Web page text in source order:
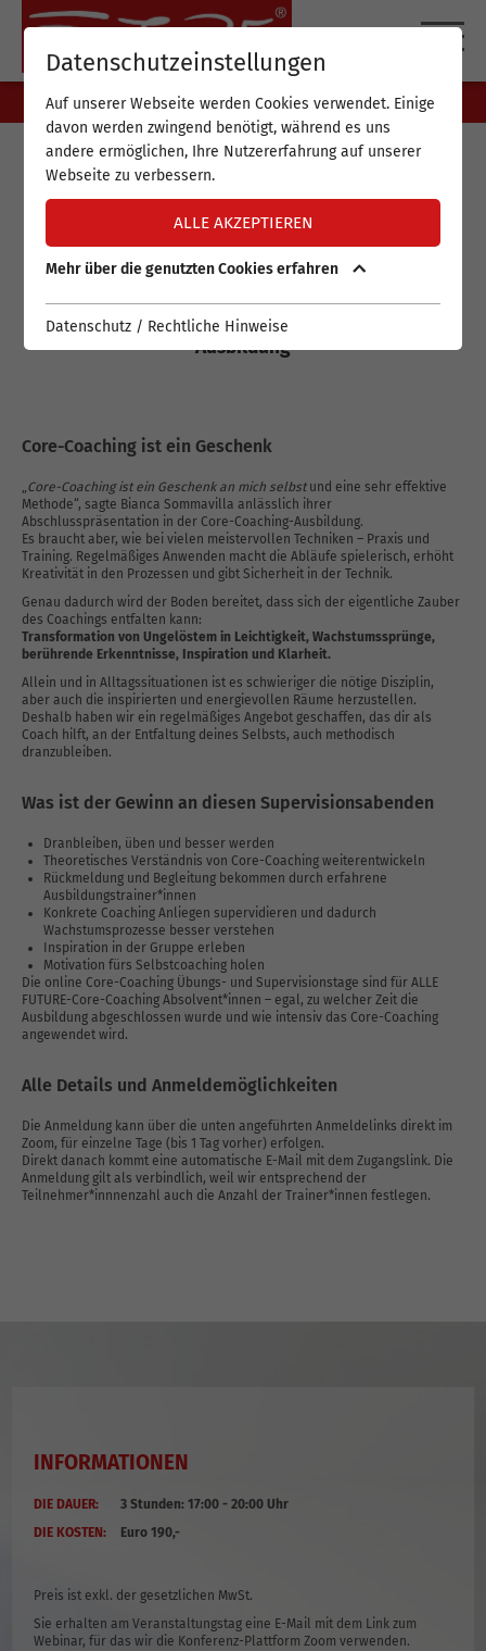
CORE-COACHING ONLINE
ÜBUNGS- UND
SUPERVISIONSABEND
Für Absolvent*innen der FUTURE-Core-Coaching-
Ausbildung
Core-Coaching ist ein Geschenk
Core-Coaching ist ein Geschenk an mich selbstund eine sehr effektive
Methode“, sagte Bianca Sommavilla anlässlich ihrer
Abschlusspräsentation in der Core-Coaching-Ausbildung.
Es braucht aber, wie bei vielen meistervollen Techniken – Praxis und
Training. Regelmäßiges Anwenden macht die Abläufe spielerisch, erhöht
Kreativität in den Prozessen und gibt Sicherheit in der Technik.
Genau dadurch wird der Boden bereitet, dass sich der eigentliche Zauber
des Coachings entfalten kann:
Transformation von Ungelöstem in Leichtigkeit, Wachstumssprünge,
berührende Erkenntnisse, Inspiration und Klarheit.
Allein und in Alltagssituationen ist es schwieriger die nötige Disziplin,
aber auch die inspirierten und energievollen Räume herzustellen.
Deshalb haben wir ein regelmäßiges Angebot geschaffen, das dir als
Coach hilft, an der Entfaltung deines Selbsts, auch methodisch
dranzubleiben.
Was ist der Gewinn an diesen Supervisionsabenden
Dranbleiben, üben und besser werden
Theoretisches Verständnis von Core-Coaching weiterentwickeln
Rückmeldung und Begleitung bekommen durch erfahrene
Ausbildungstrainer*innen
Konkrete Coaching Anliegen supervidieren und dadurch
Wachstumsprozesse besser verstehen
Inspiration in der Gruppe erleben
Motivation fürs Selbstcoaching holen
Die online Core-Coaching Übungs- und Supervisionstage sind für ALLE
FUTURE-Core-Coaching Absolvent*innen – egal, zu welcher Zeit die
Ausbildung abgeschlossen wurde und wie intensiv das Core-Coaching
angewendet wird.
Alle Details und Anmeldemöglichkeiten
Die Anmeldung kann über die unten angeführten Anmeldelinks direkt im
Zoom, für einzelne Tage (bis 1 Tag vorher) erfolgen.
Direkt danach kommt eine automatische E-Mail mit dem Zugangslink. Die
Anmeldung gilt als verbindlich, weil wir entsprechend der
Teilnehmer*innnenzahl auch die Anzahl der Trainer*innen festlegen.
INFORMATIONEN
DIE DAUER:
3 Stunden: 17:00 - 20:00 Uhr
DIE KOSTEN:
Euro 190,-
Preis ist exkl. der gesetzlichen MwSt.
Sie erhalten am Veranstaltungstag eine E-Mail mit dem Link zum
Webinar, für das wir die Konferenz-Plattform Zoom verwenden.
Datenschutzeinstellungen
Auf unserer Webseite werden Cookies verwendet. Einige
davon werden zwingend benötigt, während es uns
andere ermöglichen, Ihre Nutzererfahrung auf unserer
Webseite zu verbessern.
ALLE AKZEPTIEREN
Mehr über die genutzten Cookies erfahren
Datenschutz / Rechtliche Hinweise